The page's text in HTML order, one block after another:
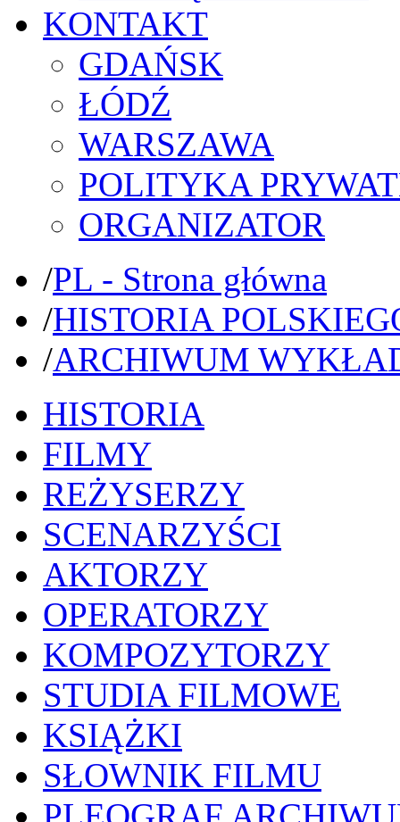
KONTAKT
GDAŃSK
ŁÓDŹ
WARSZAWA
POLITYKA
ORGANIZATOR
/PL - Strona główna
/HISTORIA
/ARCHIWUM
HISTORIA
FILMY
REŻYSERZY
SCENARZYŚCI
AKTORZY
OPERATORZY
KOMPOZYTORZY
STUDIA FILMOWE
KSIĄŻKI
SŁOWNIK FILMU